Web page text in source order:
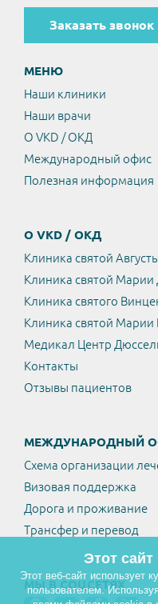
Заказать звонок
МЕНЮ
Наши клиники
Наши врачи
О VKD / ОКД
Международный офис
Полезная информация
О VKD / ОКД
Клиника святой
Клиника святой
Клиника святого
Клиника святой
Медикал Центр
Контакты
Отзывы пациентов
МЕЖДУНАРОДНЫЙ
Схема организации
Визовая поддержка
Дорога и проживание
Трансфер и перевод
МЫ В СОЦСЕТЯХ
Этот сайт
Этот веб-сайт использует
пользователем.